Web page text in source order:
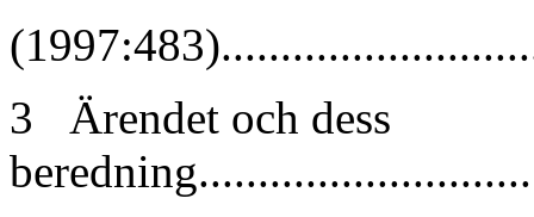
3 Ärendet och dess